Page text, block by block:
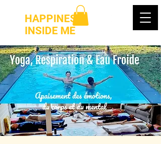
HAPPINESS
INSIDE ME